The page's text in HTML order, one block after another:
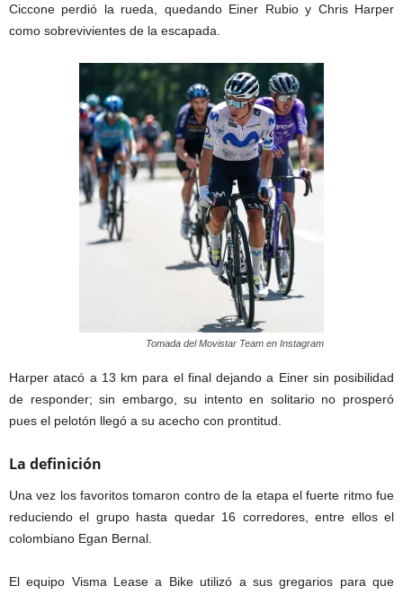
Ciccone perdió la rueda, quedando Einer Rubio y Chris Harper
como sobrevivientes de la escapada.
Tomada del Movistar Team en Instagram
Harper atacó a 13 km para el final dejando a Einer sin posibilidad
de responder; sin embargo, su intento en solitario no prosperó
pues el pelotón llegó a su acecho con prontitud.
La definición
Una vez los favoritos tomaron contro de la etapa el fuerte ritmo fue
reduciendo el grupo hasta quedar 16 corredores, entre ellos el
colombiano Egan Bernal.
El equipo Visma Lease a Bike utilizó a sus gregarios para que